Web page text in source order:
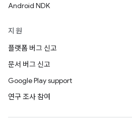
Android NDK
지원
플랫폼 버그 신고
문서 버그 신고
Google Play support
연구 조사 참여